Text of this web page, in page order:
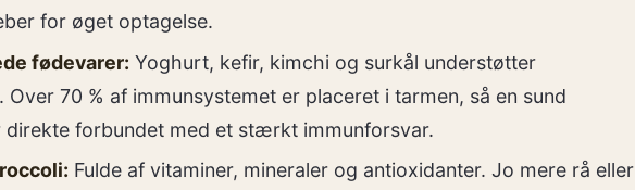
for øget optagelse.
fødevarer: Yoghurt, kefir, kimchi og surkål understøtter
Over 70 % af immunsystemet er placeret i tarmen, så en sund
direkte forbundet med et stærkt immunforsvar.
Fulde af vitaminer, mineraler og antioxidanter. Jo mere rå eller